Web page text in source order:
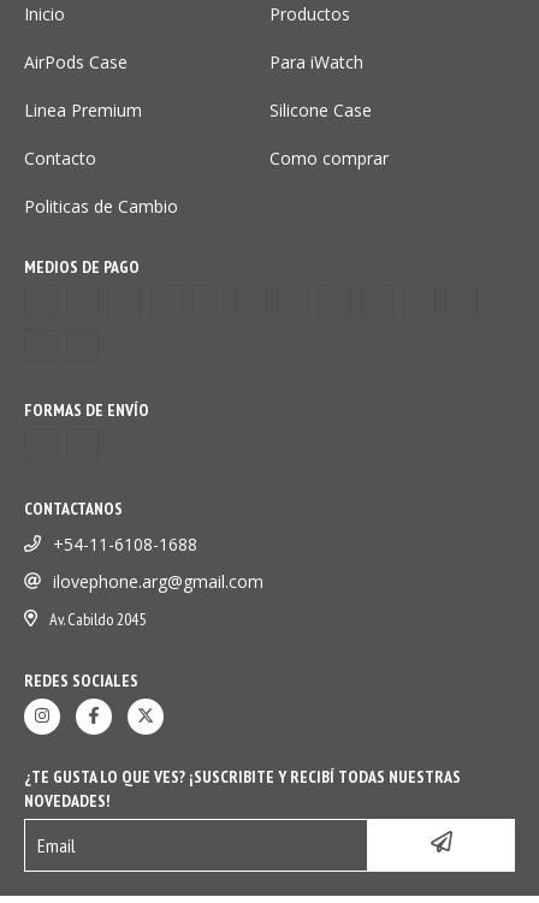
Inicio Productos
AirPods Case Para iWatch
Linea Premium Silicone Case
Contacto Como comprar
Politicas de Cambio
MEDIOS DE PAGO
FORMAS DE ENVÍO
CONTACTANOS
+54-11-6108-1688
ilovephone.arg@gmail.com
Av. Cabildo 2045
REDES SOCIALES
¿TE GUSTA LO QUE VES? ¡SUSCRIBITE Y RECIBÍ TODAS NUESTRAS
NOVEDADES!